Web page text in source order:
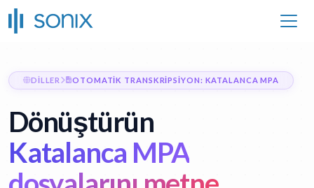
DILLER OTOMATIK TRANSKRIPSIYON: KATALANCA MPA
Dönüştürün
Katalanca MPA